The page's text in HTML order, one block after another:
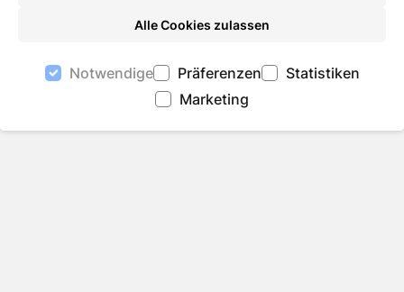
Alle Cookies zulassen
Notwendige Präferenzen
Statistiken
Marketing
Auf Facebook teilen
Auf Twitter teilenPer Link teilen